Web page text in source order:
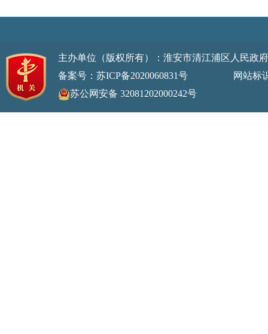
主办单位（版权所有）：淮安市清江浦区人民
备案号：苏ICP备2020060831号
网站标识码
苏公网安备 32081202000242号